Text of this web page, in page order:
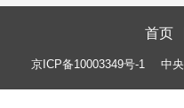
首页
京ICP备10003349号-1 中